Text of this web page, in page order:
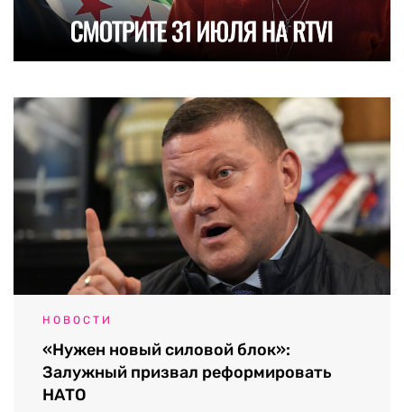
НОВОСТИ
«Нужен новый силовой блок»:
Залужный призвал реформировать
НАТО